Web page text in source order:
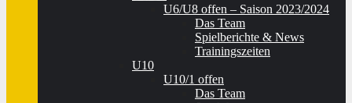
U6/U8 offen – Saison 2023/2024
Das Team
Spielberichte & News
Trainingszeiten
U10
U10/1 offen
Das Team